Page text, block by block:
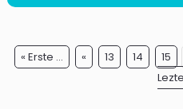
« Erste ... « 13 14 15